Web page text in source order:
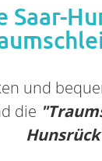
Saar-
und
die